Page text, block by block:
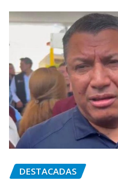
DESTACADAS